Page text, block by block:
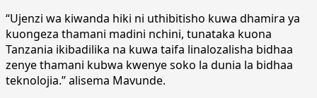
“Ujenzi wa kiwanda hiki ni uthibitisho kuwa dhamira ya
kuongeza thamani madini nchini, tunataka kuona
Tanzania ikibadilika na kuwa taifa linalozalisha bidhaa
zenye thamani kubwa kwenye soko la dunia la bidhaa
teknolojia.” alisema Mavunde.